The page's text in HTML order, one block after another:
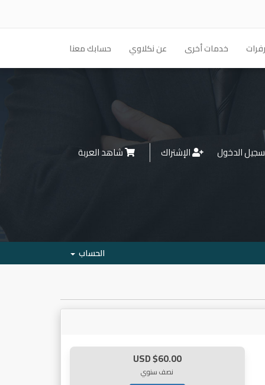
خدمات أخرى عن نكلاوي حسابك معنا
الدخول الإشتراك شاهد العربة
الحساب
$60.00 USD
نصف سنوي